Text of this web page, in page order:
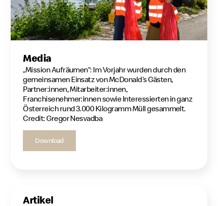
Media
„Mission Aufräumen“: Im Vorjahr wurden durch den
gemeinsamen Einsatz von McDonald’s Gästen,
Partner:innen, Mitarbeiter:innen,
Franchisenehmer:innen sowie Interessierten in ganz
Österreich rund 3.000 Kilogramm Müll gesammelt.
Credit: Gregor Nesvadba
Download
Artikel